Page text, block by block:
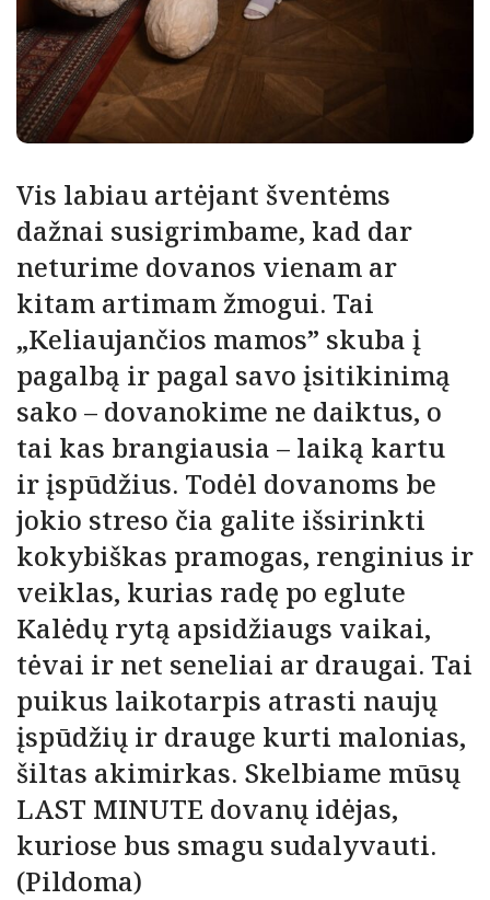
Vis labiau artėjant šventėms
dažnai susigrimbame, kad dar
neturime dovanos vienam ar
kitam artimam žmogui. Tai
„Keliaujančios mamos” skuba į
pagalbą ir pagal savo įsitikinimą
sako – dovanokime ne daiktus, o
tai kas brangiausia – laiką kartu
ir įspūdžius. Todėl dovanoms be
jokio streso čia galite išsirinkti
kokybiškas pramogas, renginius ir
veiklas, kurias radę po eglute
Kalėdų rytą apsidžiaugs vaikai,
tėvai ir net seneliai ar draugai. Tai
puikus laikotarpis atrasti naujų
įspūdžių ir drauge kurti malonias,
šiltas akimirkas. Skelbiame mūsų
LAST MINUTE dovanų idėjas,
kuriose bus smagu sudalyvauti.
(Pildoma)